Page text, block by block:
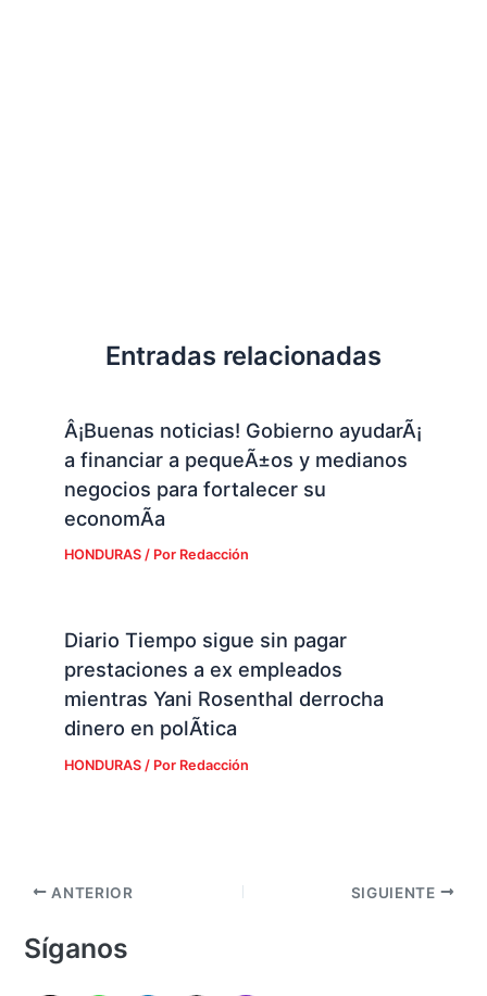
Entradas relacionadas
Â¡Buenas noticias! Gobierno ayudarÃ¡
a financiar a pequeÃ±os y medianos
negocios para fortalecer su
economÃ­a
HONDURAS/ Por Redacción
Diario Tiempo sigue sin pagar
prestaciones a ex empleados
mientras Yani Rosenthal derrocha
dinero en polÃ­tica
HONDURAS/ Por Redacción
ANTERIOR SIGUIENTE
Síganos